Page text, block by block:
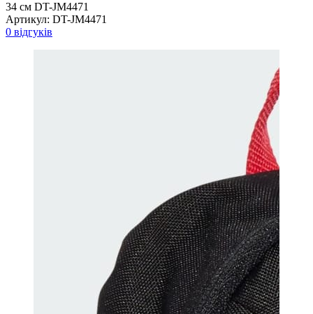
34 см DT-JM4471
Артикул: DT-JM4471
0 відгуків